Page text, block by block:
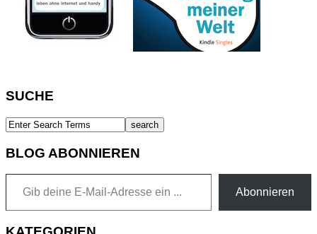
SUCHE
BLOG ABONNIEREN
Gib deine E-Mail-Adresse ein ...
Abonnieren